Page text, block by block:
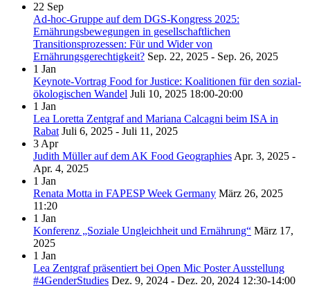
22 Sep
Ad-hoc-Gruppe auf dem DGS-Kongress 2025:
Ernährungsbewegungen in gesellschaftlichen
Transitionsprozessen: Für und Wider von
Ernährungsgerechtigkeit? Sep. 22, 2025 - Sep. 26, 2025
1 Jan
Keynote-Vortrag Food for Justice: Koalitionen für den sozial-
ökologischen Wandel Juli 10, 2025 18:00-20:00
1 Jan
Lea Loretta Zentgraf and Mariana Calcagni beim ISA in
Rabat Juli 6, 2025 - Juli 11, 2025
3 Apr
Judith Müller auf dem AK Food Geographies Apr. 3, 2025 -
Apr. 4, 2025
1 Jan
Renata Motta in FAPESP Week Germany März 26, 2025
11:20
1 Jan
Konferenz „Soziale Ungleichheit und Ernährung“ März 17,
2025
1 Jan
Lea Zentgraf präsentiert bei Open Mic Poster Ausstellung
#4GenderStudies Dez. 9, 2024 - Dez. 20, 2024 12:30-14:00